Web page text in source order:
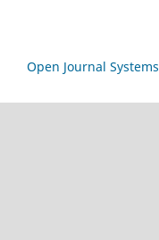
Open Journal Systems